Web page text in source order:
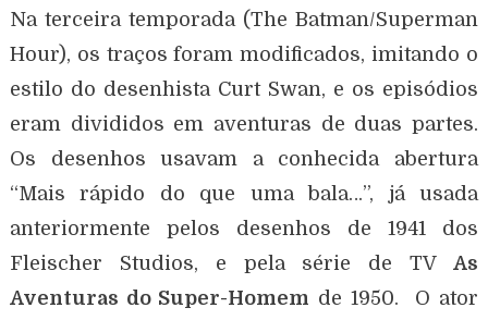
Na terceira temporada (The Batman/Superman
Hour), os traços foram modificados, imitando o
estilo do desenhista Curt Swan, e os episódios
eram divididos em aventuras de duas partes.
Os desenhos usavam a conhecida abertura
“Mais rápido do que uma bala…”, já usada
anteriormente pelos desenhos de 1941 dos
Fleischer Studios, e pela série de TVAs
Aventuras do Super-Homem de 1950. O ator